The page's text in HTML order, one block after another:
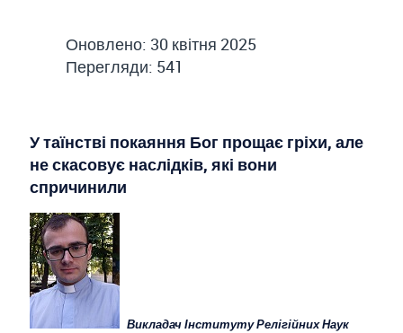
Оновлено: 30 квітня 2025
Перегляди: 541
У таїнстві покаяння Бог прощає гріхи, але
не скасовує наслідків, які вони
спричинили
Викладач Інституту Релігійних Наук